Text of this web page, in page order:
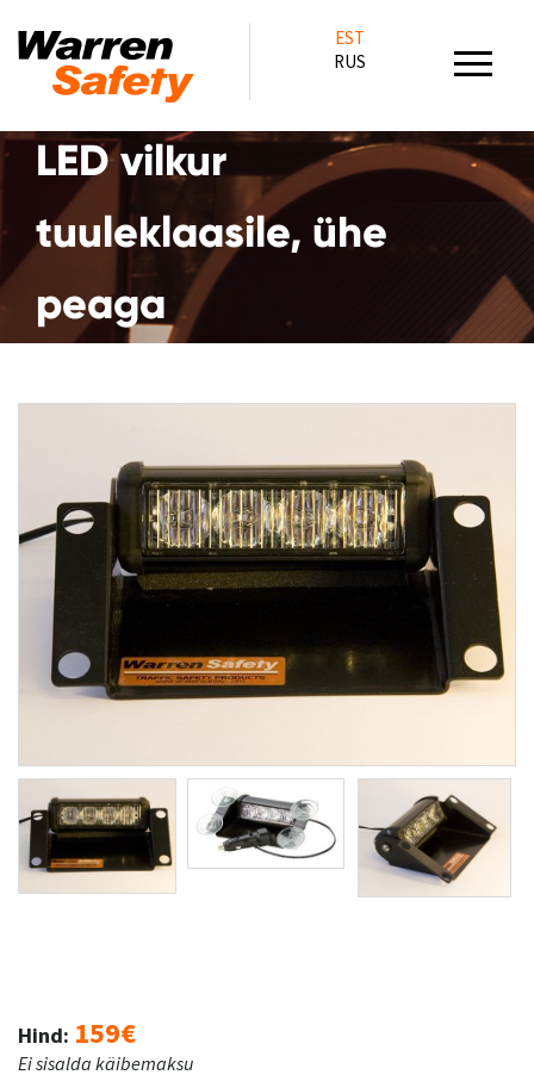
EST
RUS
LED vilkur
tuuleklaasile, ühe
peaga
Hind: 159€
Ei sisalda käibemaksu